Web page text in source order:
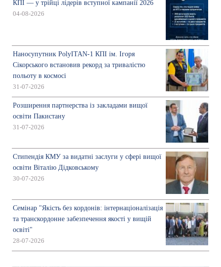
КПІ — у трійці лідерів вступної кампанії 2026
04-08-2026
Наносупутник PolyITAN-1 КПІ ім. Ігоря
Сікорського встановив рекорд за тривалістю
польоту в космосі
31-07-2026
Розширення партнерства із закладами вищої
освіти Пакистану
31-07-2026
Стипендія КМУ за видатні заслуги у сфері вищої
освіти Віталію Дідковському
30-07-2026
Семінар "Якість без кордонів: інтернаціоналізація
та транскордонне забезпечення якості у вищій
освіті"
28-07-2026